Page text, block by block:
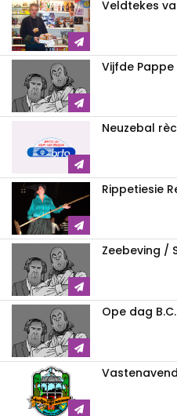
Veldtekes
Vijfde
Neuzebal
Rippetiesie
Zeebeving /
Ope dag